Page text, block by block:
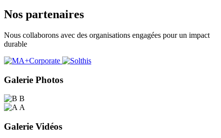
Nos partenaires
Nous collaborons avec des organisations engagées pour un impact
durable
Galerie Photos
B
A
Galerie Vidéos